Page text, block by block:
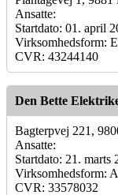
Ansatte:
Startdato: 01. april
Virksomhedsform:
CVR: 43244140
Den Bette
Bagterpvej 221,
Ansatte:
Startdato: 21. marts
Virksomhedsform:
CVR: 33578032